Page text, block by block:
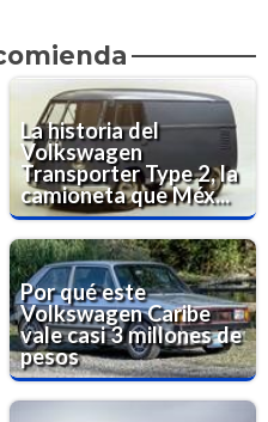
La historia del
Volkswagen
Transporter Type 2, la
camioneta que Méx...
Por qué este
Volkswagen Caribe
vale casi 3 millones de
pesos